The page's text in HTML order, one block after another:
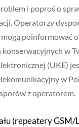
i poproś o
Operatorzy
poinformować
w
(UKE)
w
z operatorem.
(repeatery GSM/